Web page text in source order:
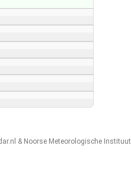
& Noorse Meteorologische Instituut